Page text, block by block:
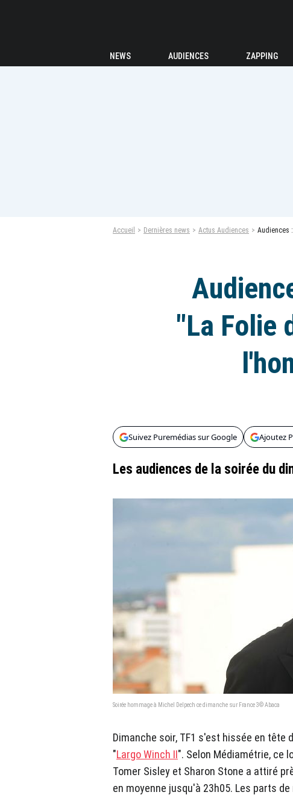
NEWS AUDIENCES ZAPPING
Accueil Dernières news Actus Audiences Audiences
"La Folie
Suivez Puremédias sur Google Ajoutez
Les audiences de la soirée du
Soirée hommage à Michel Delpech ce dimanche sur France 3© Abaca
Dimanche soir, TF1 s'est hissée en
"Largo Winch II". Selon Médiamétrie, ce
Tomer Sisley et Sharon Stone a attiré
en moyenne jusqu'à 23h05. Les parts